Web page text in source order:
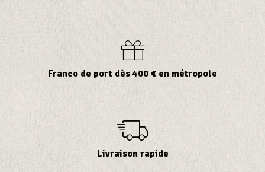
Franco de port dès 400 € en métropole
Livraison rapide